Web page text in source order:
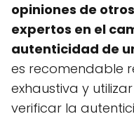
opiniones de
expertos en el
autenticidad de
es recomendable
exhaustiva y
verificar la